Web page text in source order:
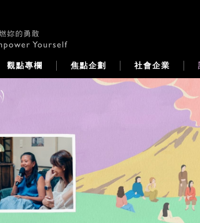
觀點專欄 焦點企劃 社會企業